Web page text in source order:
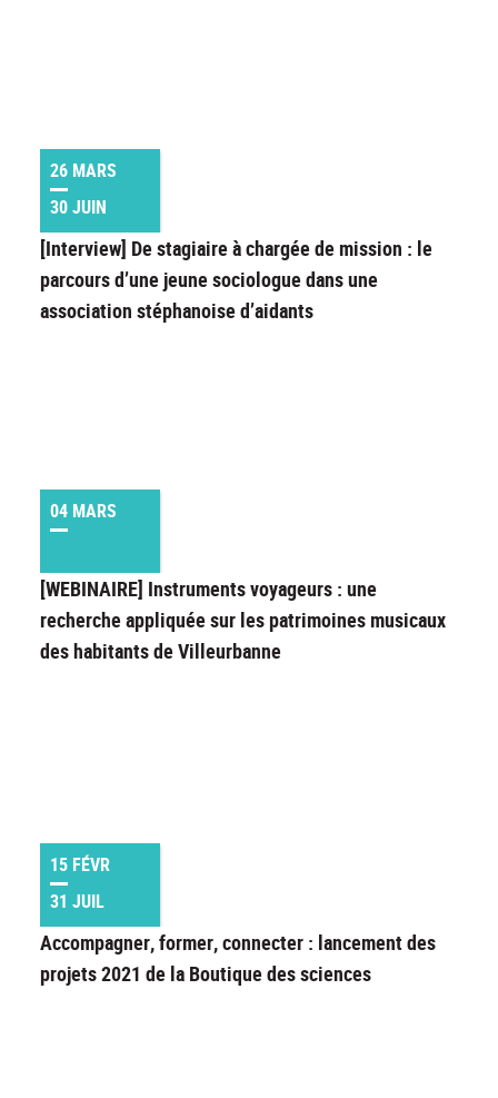
26 MARS
30 JUIN
[Interview] De stagiaire à chargée de mission : le
parcours d’une jeune sociologue dans une
association stéphanoise d’aidants
04 MARS
[WEBINAIRE] Instruments voyageurs : une
recherche appliquée sur les patrimoines musicaux
des habitants de Villeurbanne
15 FÉVR
31 JUIL
Accompagner, former, connecter : lancement des
projets 2021 de la Boutique des sciences